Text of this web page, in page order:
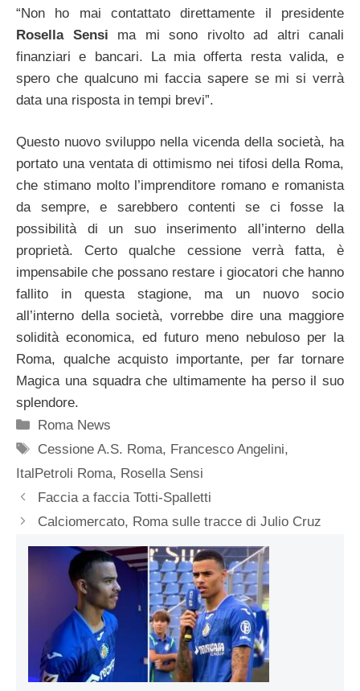
“Non ho mai contattato direttamente il presidente
Rosella Sensi ma mi sono rivolto ad altri canali
finanziari e bancari. La mia offerta resta valida, e
spero che qualcuno mi faccia sapere se mi si verrà
data una risposta in tempi brevi”.
Questo nuovo sviluppo nella vicenda della società, ha
portato una ventata di ottimismo nei tifosi della Roma,
che stimano molto l’imprenditore romano e romanista
da sempre, e sarebbero contenti se ci fosse la
possibilità di un suo inserimento all’interno della
proprietà. Certo qualche cessione verrà fatta, è
impensabile che possano restare i giocatori che hanno
fallito in questa stagione, ma un nuovo socio
all’interno della società, vorrebbe dire una maggiore
solidità economica, ed futuro meno nebuloso per la
Roma, qualche acquisto importante, per far tornare
Magica una squadra che ultimamente ha perso il suo
splendore.
Categorie
Roma News
Tag
Cessione A.S. Roma, Francesco Angelini,
ItalPetroli Roma, Rosella Sensi
Faccia a faccia Totti-Spalletti
Calciomercato, Roma sulle tracce di Julio Cruz